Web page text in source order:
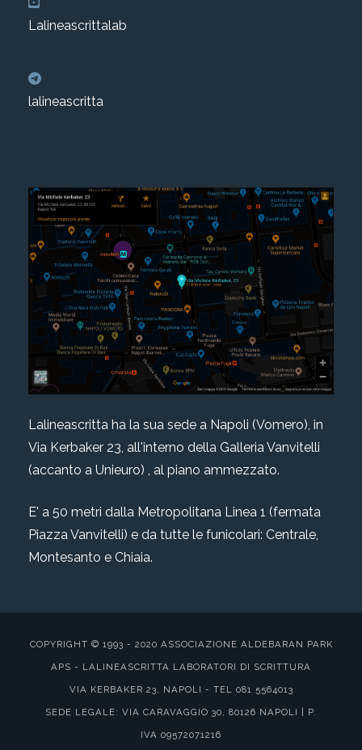
Lalineascrittalab
lalineascritta
Lalineascritta ha la sua sede a Napoli (Vomero), in
Via Kerbaker 23, all'interno della Galleria Vanvitelli
(accanto a Unieuro) , al piano ammezzato.
E' a 50 metri dalla Metropolitana Linea 1 (fermata
Piazza Vanvitelli) e da tutte le funicolari: Centrale,
Montesanto e Chiaia.
COPYRIGHT © 1993 - 2020 ASSOCIAZIONE ALDEBARAN PARK
APS - LALINEASCRITTA LABORATORI DI SCRITTURA
VIA KERBAKER 23, NAPOLI - TEL 081 5564013
SEDE LEGALE: VIA CARAVAGGIO 30, 80126 NAPOLI | P.
IVA 09572071216